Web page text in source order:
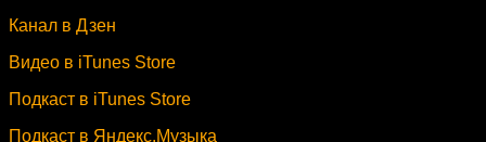
Канал в Дзен
Видео в iTunes Store
Подкаст в iTunes Store
Подкаст в Яндекс.Музыка